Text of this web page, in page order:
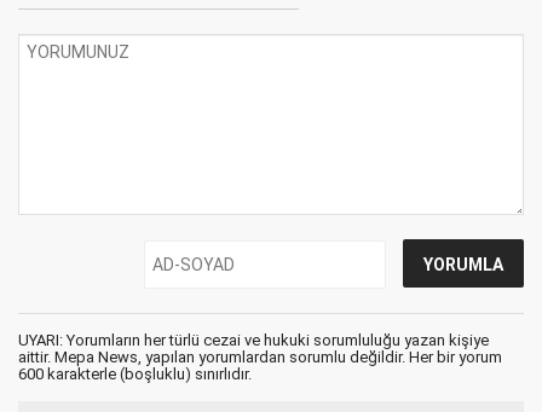
UYARI: Yorumların her türlü cezai ve hukuki sorumluluğu yazan kişiye
aittir. Mepa News, yapılan yorumlardan sorumlu değildir. Her bir yorum
600 karakterle (boşluklu) sınırlıdır.